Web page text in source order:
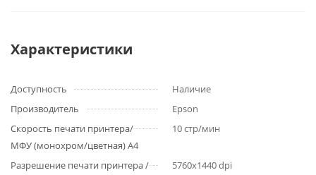
Характеристики
Доступность
Наличие
Производитель
Epson
Скорость печати принтера/
МФУ (монохром/цветная) А4
10 стр/мин
Разрешение печати принтера /
5760x1440 dpi